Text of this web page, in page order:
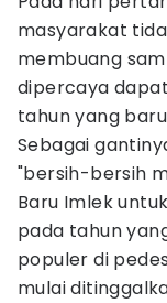
masyarakat
membuang
dipercaya
tahun yang
Sebagai
"bersih-bersih
Baru Imlek
pada tahun
populer di
mulai